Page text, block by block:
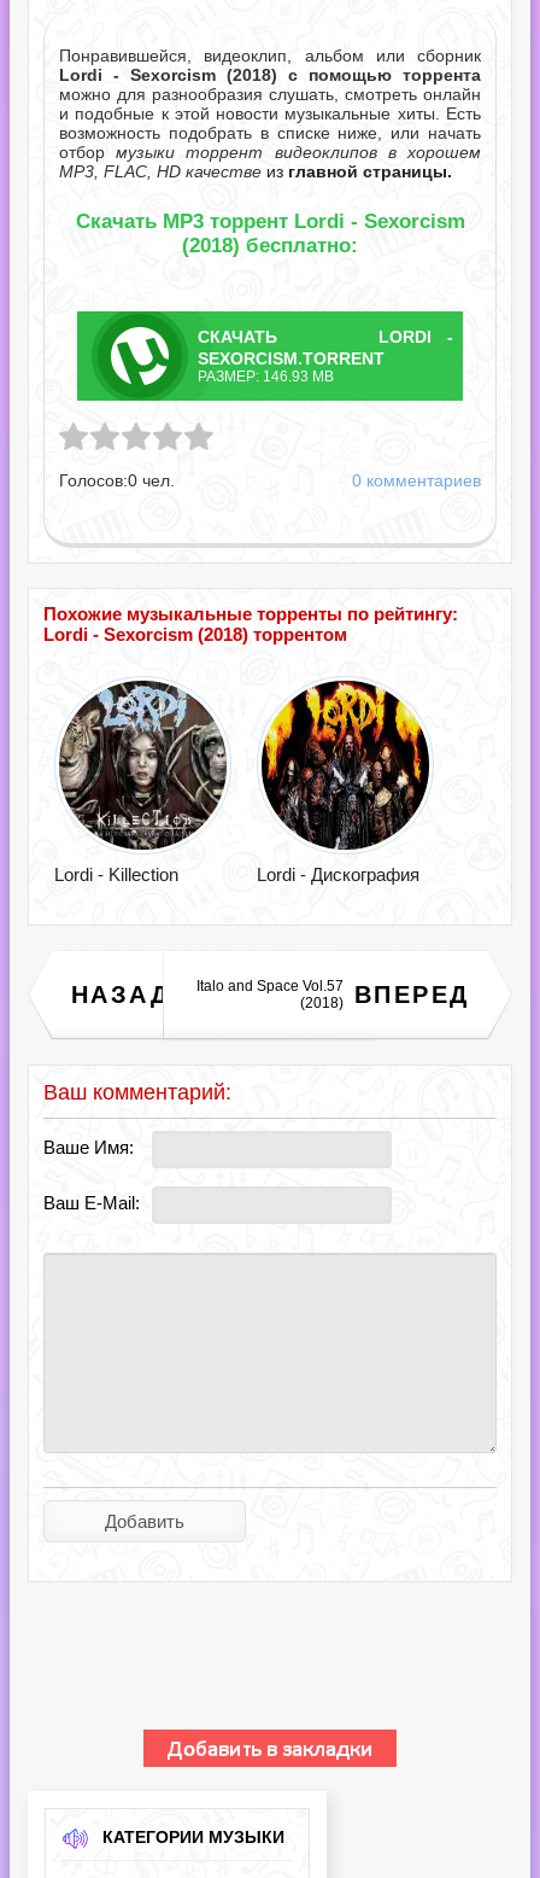
Понравившейся, видеоклип, альбом или сборник
Lordi - Sexorcism (2018) с помощью торрента
можно для разнообразия слушать, смотреть онлайн
и подобные к этой новости музыкальные хиты. Есть
возможность подобрать в списке ниже, или начать
отбормузыки торрент видеоклипов в хорошем
MP3, FLAC, HD качестве из главной страницы.
Скачать MP3 торрент Lordi - Sexorcism
(2018) бесплатно:
СКАЧАТЬ
ТОРРЕНТ
LORDI -
SEXORCISM.TORRENT
РАЗМЕР: 146.93 MB
Голосов:0 чел. 0 комментариев
Похожие музыкальные торренты по рейтингу:
Lordi - Sexorcism (2018) торрентом
Lordi - Killection Lordi - Дискография
НАЗАД Trance Rave Vol. 4 (2018) ВПЕРЕД
Italo and Space Vol.57
(2018)
Ваш комментарий:
Ваше Имя:
Ваш E-Mail:
КАТЕГОРИИ МУЗЫКИ